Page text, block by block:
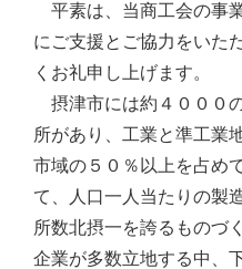
平素は、当商工会の事
にご支援とご協力をいた
くお礼申し上げます。
摂津市には約４０００
所があり、工業と準工業
市域の５０％以上を占め
て、人口一人当たりの製
所数北摂一を誇るものづ
企業が多数立地する中、